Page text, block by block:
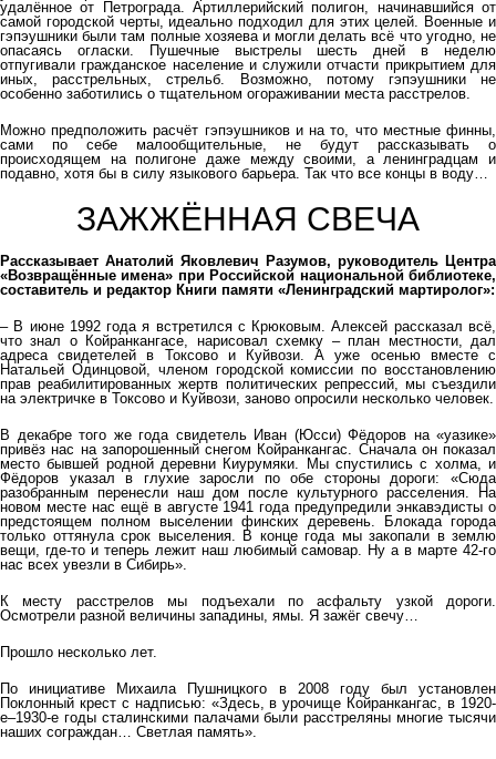
удалённое от Петрограда. Артиллерийский полигон, начинавшийся от
самой городской черты, идеально подходил для этих целей. Военные и
гэпэушники были там полные хозяева и могли делать всё что угодно, не
опасаясь огласки. Пушечные выстрелы шесть дней в неделю
отпугивали гражданское население и служили отчасти прикрытием для
иных, расстрельных, стрельб. Возможно, потому гэпэушники не
особенно заботились о тщательном огораживании места расстрелов.
Можно предположить расчёт гэпэушников и на то, что местные финны,
сами по себе малообщительные, не будут рассказывать о
происходящем на полигоне даже между своими, а ленинградцам и
подавно, хотя бы в силу языкового барьера. Так что все концы в воду…
ЗАЖЖЁННАЯ СВЕЧА
Рассказывает Анатолий Яковлевич Разумов, руководитель Центра
«Возвращённые имена» при Российской национальной библиотеке,
составитель и редактор Книги памяти «Ленинградский мартиролог»:
– В июне 1992 года я встретился с Крюковым. Алексей рассказал всё,
что знал о Койранкангасе, нарисовал схемку – план местности, дал
адреса свидетелей в Токсово и Куйвози. А уже осенью вместе с
Натальей Одинцовой, членом городской комиссии по восстановлению
прав реабилитированных жертв политических репрессий, мы съездили
на электричке в Токсово и Куйвози, заново опросили несколько человек.
В декабре того же года свидетель Иван (Юсси) Фёдоров на «уазике»
привёз нас на запорошенный снегом Койранкангас. Сначала он показал
место бывшей родной деревни Киурумяки. Мы спустились с холма, и
Фёдоров указал в глухие заросли по обе стороны дороги: «Сюда
разобранным перенесли наш дом после культурного расселения. На
новом месте нас ещё в августе 1941 года предупредили энкавэдисты о
предстоящем полном выселении финских деревень. Блокада города
только оттянула срок выселения. В конце года мы закопали в землю
вещи, где-то и теперь лежит наш любимый самовар. Ну а в марте 42-го
нас всех увезли в Сибирь».
К месту расстрелов мы подъехали по асфальту узкой дороги.
Осмотрели разной величины западины, ямы. Я зажёг свечу…
Прошло несколько лет.
По инициативе Михаила Пушницкого в 2008 году был установлен
Поклонный крест с надписью: «Здесь, в урочище Койранкангас, в 1920-
е–1930-е годы сталинскими палачами были расстреляны многие тысячи
наших сограждан… Светлая память».